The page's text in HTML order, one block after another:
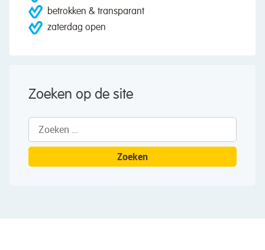
betrokken & transparant
zaterdag open
Zoeken op de site
Zoeken
naar: